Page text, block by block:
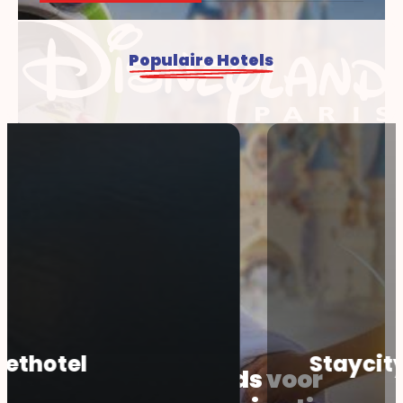
Dé complete gids voor
Populaire Hotels
Staycity Aparthotel